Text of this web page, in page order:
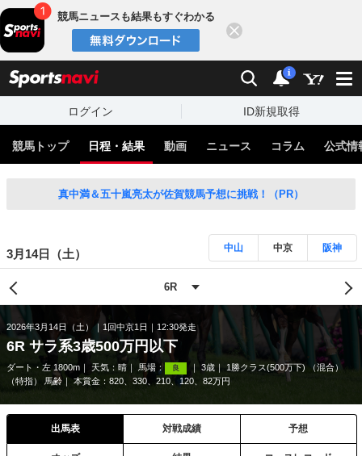
競馬ニュースも結果もすぐわかる
検索 通知
i
ログイン ID新規取得
競馬トップ 日程・結果 動画 ニュース コラム 公式情
真中満＆五十嵐亮太が佐賀競馬予想に挑戦！（PR）
3月14日（土） 中山 中京 阪神
2026年3月14日（土） 1回中京1日 12:30発走
6R サラ系3歳500万円以下
ダート・左 1800m 天気： 晴 馬場： 良 3歳
1勝クラス(500万下) （混合）
（特指） 馬齢
本賞金：820、330、210、120、82万円
出馬表 対戦成績 予想